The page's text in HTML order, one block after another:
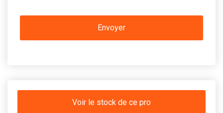
Voir le stock de ce pro